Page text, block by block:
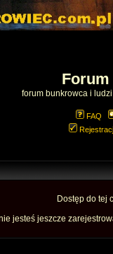
forum bunkrowca i
FAQ
Dostęp do tej
jesteś jeszcze